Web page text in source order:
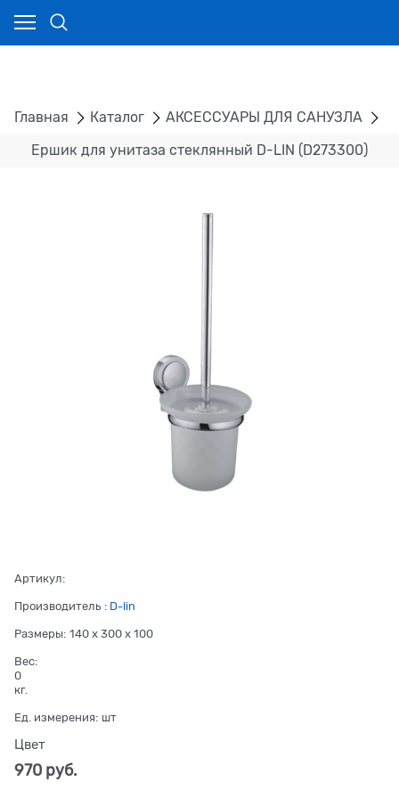
Главная Каталог АКСЕССУАРЫ ДЛЯ САНУЗЛА
Ершик для унитаза стеклянный D-LIN (D273300)
Артикул:
Производитель : D-lin
Размеры: 140 x 300 x 100
Вес:
0
кг.
Ед. измерения: шт
Цвет
970 руб.